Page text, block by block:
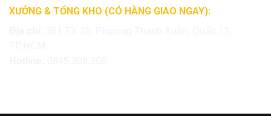
XƯỞNG & TỔNG KHO (CÓ HÀNG GIAO NGAY):